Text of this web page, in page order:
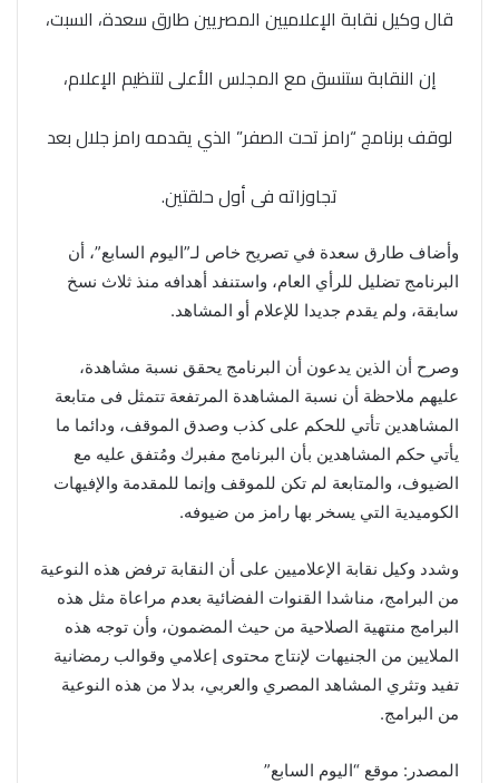
قال وكيل نقابة الإعلاميين المصريين طارق سعدة، السبت،
إن النقابة ستنسق مع المجلس الأعلى لتنظيم الإعلام،
لوقف برنامج “رامز تحت الصفر” الذي يقدمه رامز جلال بعد
تجاوزاته فى أول حلقتين.
وأضاف طارق سعدة في تصريح خاص لـ”اليوم السابع”، أن
البرنامج تضليل للرأي العام، واستنفد أهدافه منذ ثلاث نسخ
سابقة، ولم يقدم جديدا للإعلام أو المشاهد.
وصرح أن الذين يدعون أن البرنامج يحقق نسبة مشاهدة،
عليهم ملاحظة أن نسبة المشاهدة المرتفعة تتمثل فى متابعة
المشاهدين تأتي للحكم على كذب وصدق الموقف، ودائما ما
يأتي حكم المشاهدين بأن البرنامج مفبرك ومُتفق عليه مع
الضيوف، والمتابعة لم تكن للموقف وإنما للمقدمة والإفيهات
الكوميدية التي يسخر بها رامز من ضيوفه.
وشدد وكيل نقابة الإعلاميين على أن النقابة ترفض هذه النوعية
من البرامج، مناشدا القنوات الفضائية بعدم مراعاة مثل هذه
البرامج منتهية الصلاحية من حيث المضمون، وأن توجه هذه
الملايين من الجنيهات لإنتاج محتوى إعلامي وقوالب رمضانية
تفيد وتثري المشاهد المصري والعربي، بدلا من هذه النوعية
من البرامج.
المصدر: موقع “اليوم السابع”